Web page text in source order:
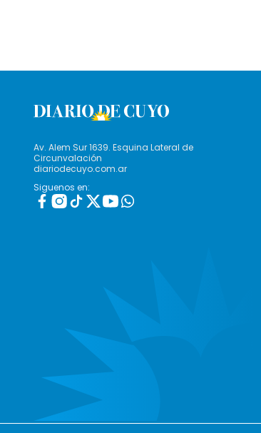
Av. Alem Sur 1639. Esquina Lateral de
Circunvalación
diariodecuyo.com.ar
Siguenos en: